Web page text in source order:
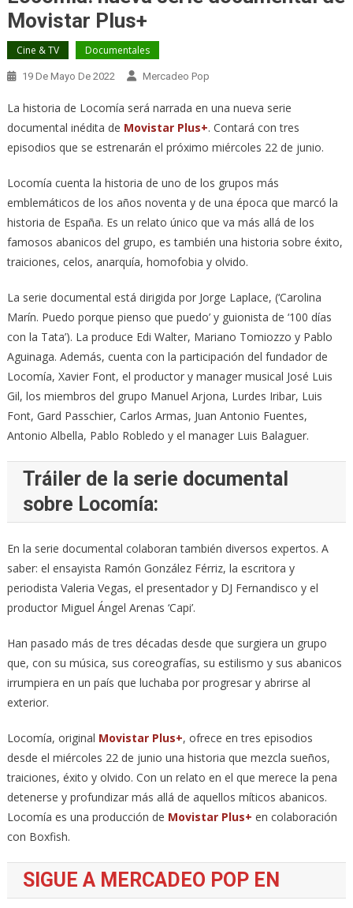
Movistar Plus+
Cine & TV Documentales
19 De Mayo De 2022 Mercadeo Pop
La historia de Locomía será narrada en una nueva serie
documental inédita de Movistar Plus+. Contará con tres
episodios que se estrenarán el próximo miércoles 22 de junio.
Locomía cuenta la historia de uno de los grupos más
emblemáticos de los años noventa y de una época que marcó la
historia de España. Es un relato único que va más allá de los
famosos abanicos del grupo, es también una historia sobre éxito,
traiciones, celos, anarquía, homofobia y olvido.
La serie documental está dirigida por Jorge Laplace, (‘Carolina
Marín. Puedo porque pienso que puedo’ y guionista de ‘100 días
con la Tata’). La produce Edi Walter, Mariano Tomiozzo y Pablo
Aguinaga. Además, cuenta con la participación del fundador de
Locomía, Xavier Font, el productor y manager musical José Luis
Gil, los miembros del grupo Manuel Arjona, Lurdes Iribar, Luis
Font, Gard Passchier, Carlos Armas, Juan Antonio Fuentes,
Antonio Albella, Pablo Robledo y el manager Luis Balaguer.
Tráiler de la serie documental
sobre Locomía:
En la serie documental colaboran también diversos expertos. A
saber: el ensayista Ramón González Férriz, la escritora y
periodista Valeria Vegas, el presentador y DJ Fernandisco y el
productor Miguel Ángel Arenas ‘Capi’.
Han pasado más de tres décadas desde que surgiera un grupo
que, con su música, sus coreografías, su estilismo y sus abanicos
irrumpiera en un país que luchaba por progresar y abrirse al
exterior.
Locomía, original Movistar Plus+, ofrece en tres episodios
desde el miércoles 22 de junio una historia que mezcla sueños,
traiciones, éxito y olvido. Con un relato en el que merece la pena
detenerse y profundizar más allá de aquellos míticos abanicos.
Locomía es una producción de Movistar Plus+ en colaboración
con Boxfish.
SIGUE A MERCADEO POP EN